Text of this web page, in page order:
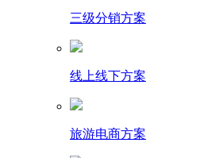
三级分销方案
线上线下方案
旅游电商方案